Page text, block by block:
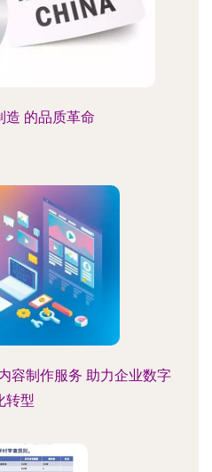
造 的品质革命
容制作服务 助力企业数字
转型